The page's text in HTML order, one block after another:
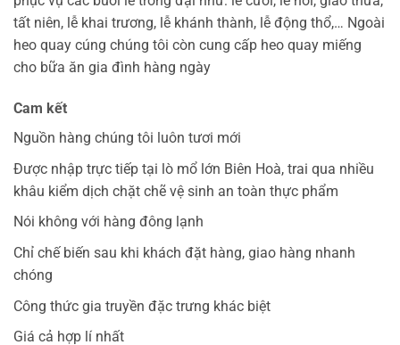
tất niên, lễ khai trương, lễ khánh thành, lễ động thổ,… Ngoài
heo quay cúng chúng tôi còn cung cấp heo quay miếng
cho bữa ăn gia đình hàng ngày
Cam kết
Nguồn hàng chúng tôi luôn tươi mới
Được nhập trực tiếp tại lò mổ lớn Biên Hoà, trai qua nhiều
khâu kiểm dịch chặt chẽ vệ sinh an toàn thực phẩm
Nói không với hàng đông lạnh
Chỉ chế biến sau khi khách đặt hàng, giao hàng nhanh
chóng
Công thức gia truyền đặc trưng khác biệt
Giá cả hợp lí nhất